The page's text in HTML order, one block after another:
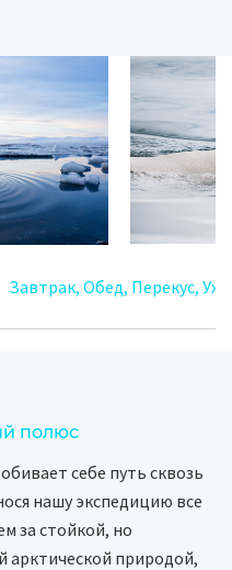
Завтрак, Обед, Перекус,
полюс
себе путь сквозь
нашу экспедицию все
за стойкой, но
арктической природой,